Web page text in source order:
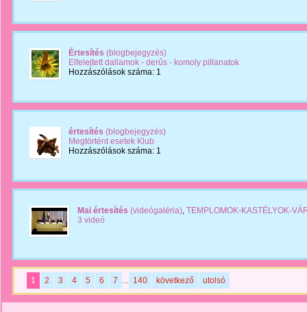
Értesítés (blogbejegyzés)
Elfelejtett dallamok - derűs - komoly pillanatok
Hozzászólások száma: 1
értesítés (blogbejegyzés)
Megtörtént esetek Klub
Hozzászólások száma: 1
Mai értesítés (videógaléria), TEMPLOMOK-KASTÉLYOK-
3 videó
1 2 3 4 5 6 7 ... 140 következő utolsó